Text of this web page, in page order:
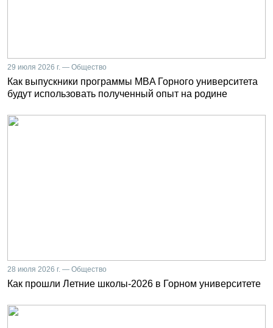
29 июля 2026 г. — Общество
Как выпускники программы MBA Горного университета
будут использовать полученный опыт на родине
28 июля 2026 г. — Общество
Как прошли Летние школы-2026 в Горном университете